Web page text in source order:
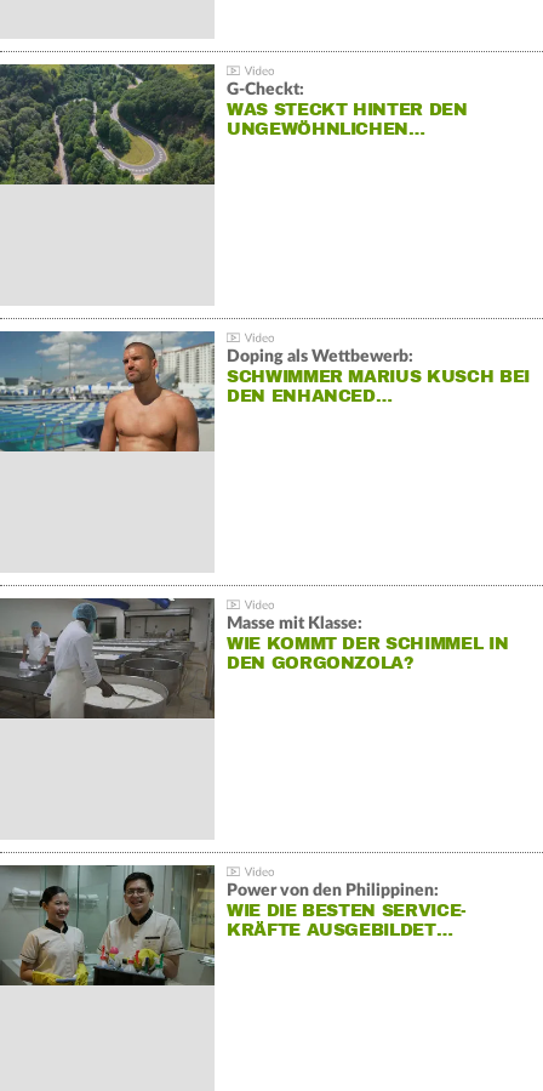
G-Checkt:
WAS STECKT HINTER DEN
UNGEWÖHNLICHEN…
Doping als Wettbewerb:
SCHWIMMER MARIUS KUSCH BEI
DEN ENHANCED…
Masse mit Klasse:
WIE KOMMT DER SCHIMMEL IN
DEN GORGONZOLA?
Power von den Philippinen:
WIE DIE BESTEN SERVICE-
KRÄFTE AUSGEBILDET…